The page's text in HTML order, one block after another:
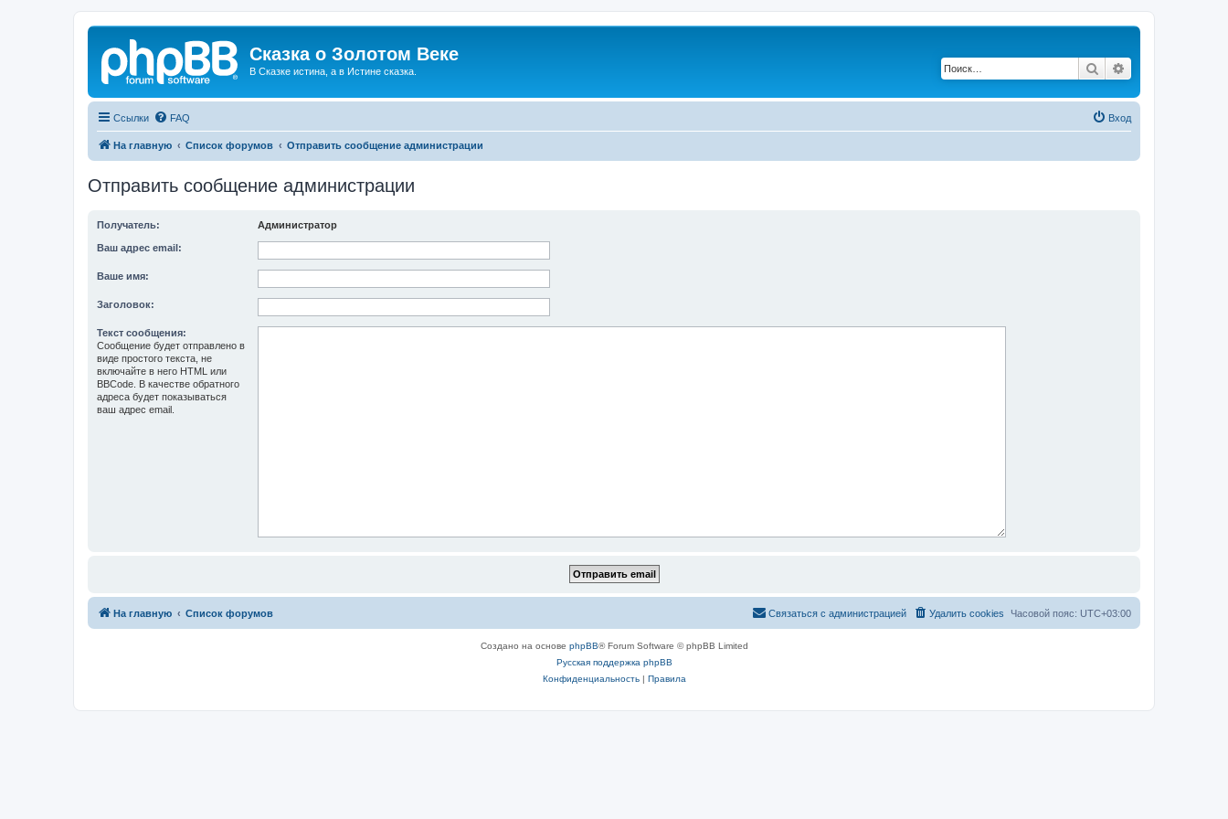
Сказка о Золотом Веке
В Сказке истина, а в Истине сказка. Поиск
Ссылки FAQ Вход
На главную Список форумов Отправить сообщение администрации
Отправить сообщение администрации
Получатель: Администратор
Ваш адрес email:
Ваше имя:
Заголовок:
Текст сообщения:
Сообщение будет отправлено в
виде простого текста, не
включайте в него HTML или
BBCode. В качестве обратного
адреса будет показываться
ваш адрес email.
На главную Список форумов Часовой пояс: UTC+03:00
Удалить cookies
Связаться с администрацией
Создано на основе phpBB® Forum Software © phpBB Limited
Русская поддержка phpBB
Конфиденциальность| Правила